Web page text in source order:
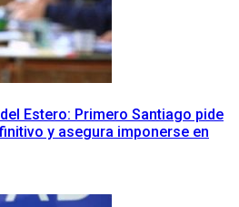
Estero: Primero Santiago pide
y asegura imponerse en